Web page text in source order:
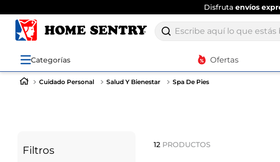
Disfruta envíos
Escribe aquí lo que estás
Categorías Ofertas
Cuidado Personal Salud Y Bienestar Spa De Pies
Filtros 12 PRODUCTOS